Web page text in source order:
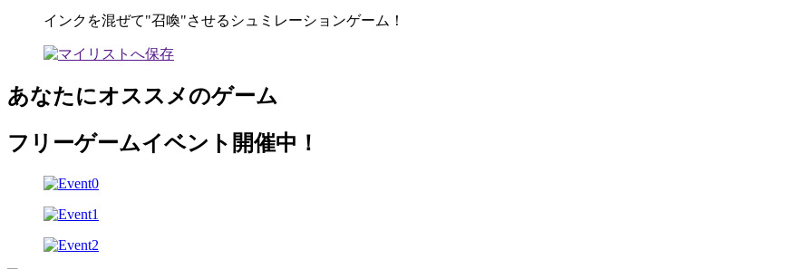
インクを混ぜて"召喚"させるシュミレーションゲーム！
あなたにオススメのゲーム
フリーゲームイベント開催中！